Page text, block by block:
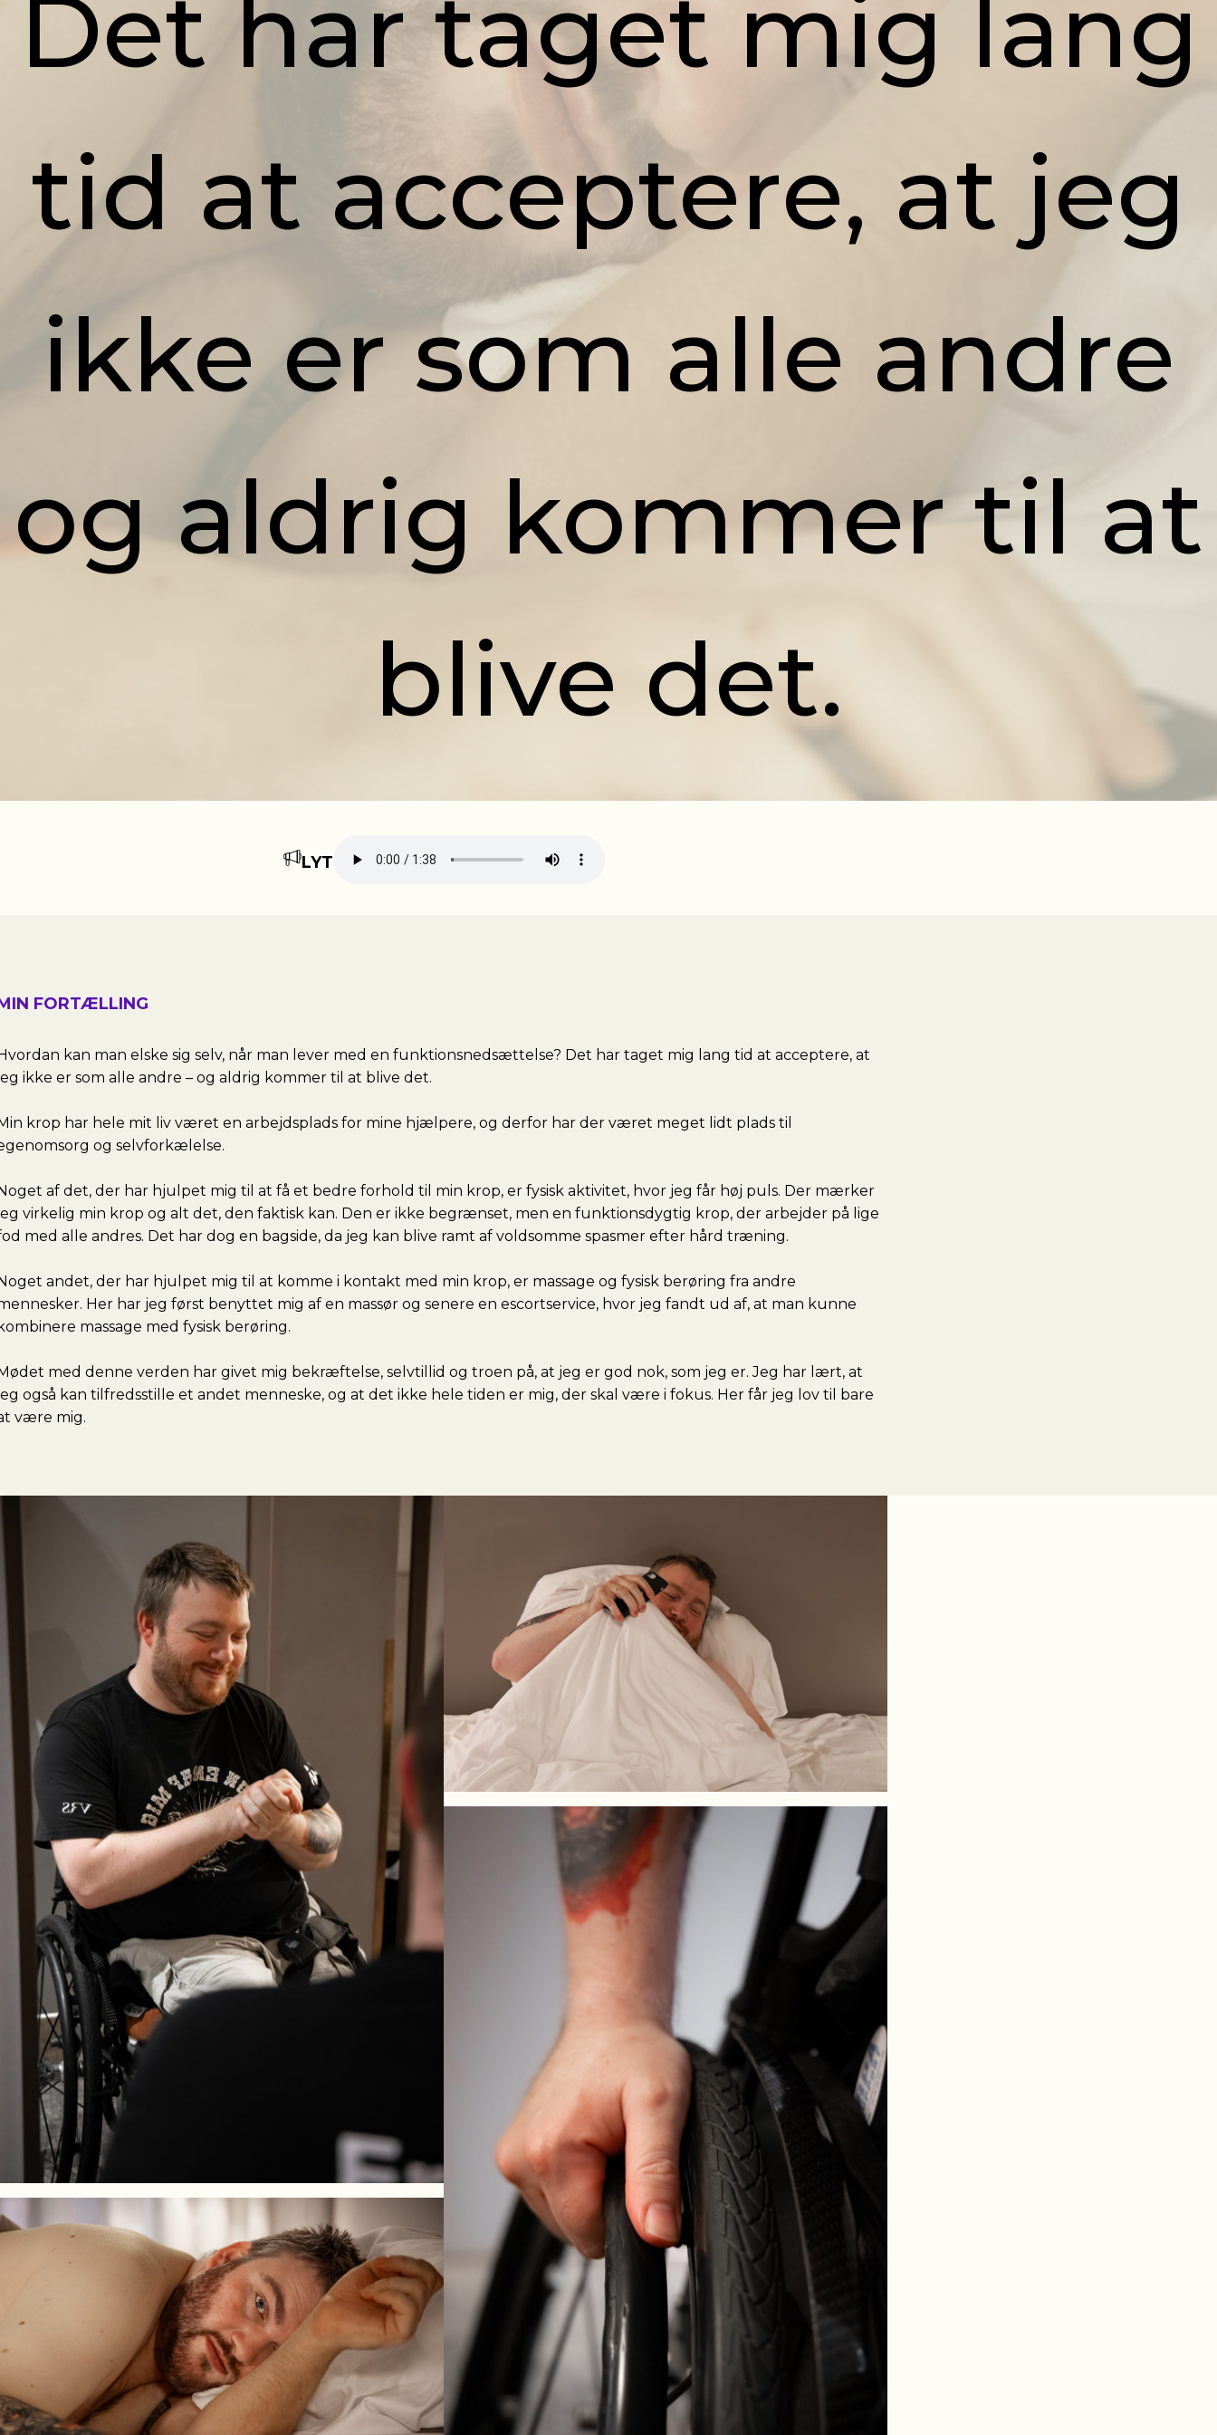
Det har taget mig lang
tid at acceptere, at jeg
ikke er som alle andre
og aldrig kommer til at
blive det.
LYT
FORTÆLLING
kan man elske sig selv, når man lever med en funktionsnedsættelse? Det har taget mig lang tid at acceptere, at
ikke er som alle andre – og aldrig kommer til at blive det.
krop har hele mit liv været en arbejdsplads for mine hjælpere, og derfor har der været meget lidt plads til
og selvforkælelse.
af det, der har hjulpet mig til at få et bedre forhold til min krop, er fysisk aktivitet, hvor jeg får høj puls. Der mærker
virkelig min krop og alt det, den faktisk kan. Den er ikke begrænset, men en funktionsdygtig krop, der arbejder på lige
med alle andres. Det har dog en bagside, da jeg kan blive ramt af voldsomme spasmer efter hård træning.
andet, der har hjulpet mig til at komme i kontakt med min krop, er massage og fysisk berøring fra andre
Her har jeg først benyttet mig af en massør og senere en escortservice, hvor jeg fandt ud af, at man kunne
massage med fysisk berøring.
med denne verden har givet mig bekræftelse, selvtillid og troen på, at jeg er god nok, som jeg er. Jeg har lært, at
også kan tilfredsstille et andet menneske, og at det ikke hele tiden er mig, der skal være i fokus. Her får jeg lov til bare
være mig.